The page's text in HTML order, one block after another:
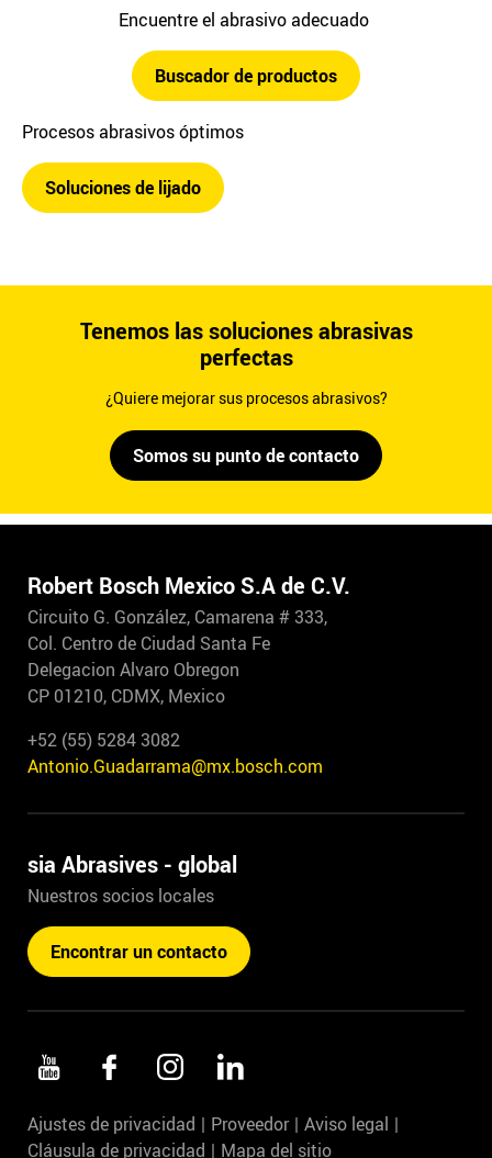
Encuentre el abrasivo adecuado
Buscador de productos
Procesos abrasivos óptimos
Soluciones de lijado
Tenemos las soluciones abrasivas
perfectas
¿Quiere mejorar sus procesos abrasivos?
Somos su punto de contacto
Robert Bosch Mexico S.A de C.V.
Circuito G. González, Camarena # 333,
Col. Centro de Ciudad Santa Fe
Delegacion Alvaro Obregon
CP 01210, CDMX, Mexico
+52 (55) 5284 3082
Antonio.Guadarrama@mx.bosch.com
sia Abrasives - global
Nuestros socios locales
Encontrar un contacto
Ajustes de privacidad Proveedor
Aviso legal
Cláusula de privacidad
Mapa del sitio